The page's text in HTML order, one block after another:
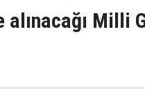
alınacağı Milli